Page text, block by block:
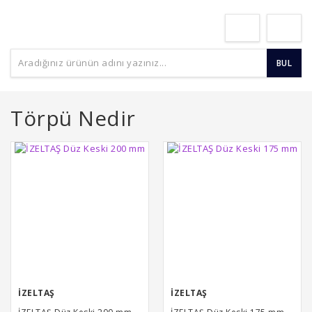
BUL
Törpü Nedir
İZELTAŞ
İZELTAŞ